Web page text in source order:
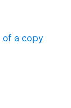
of a copy